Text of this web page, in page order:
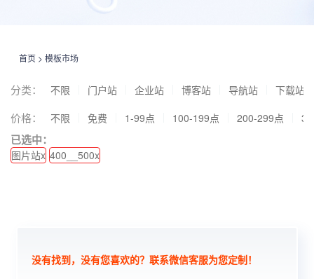
首页 > 模板市场
分类： 不限 门户站 企业站 博客站 导航站 下载站
价格： 不限 免费 1-99点 100-199点 200-299点
已选中：
图片站x 400__500x
没有找到，没有您喜欢的？联系微信客服为您定制！